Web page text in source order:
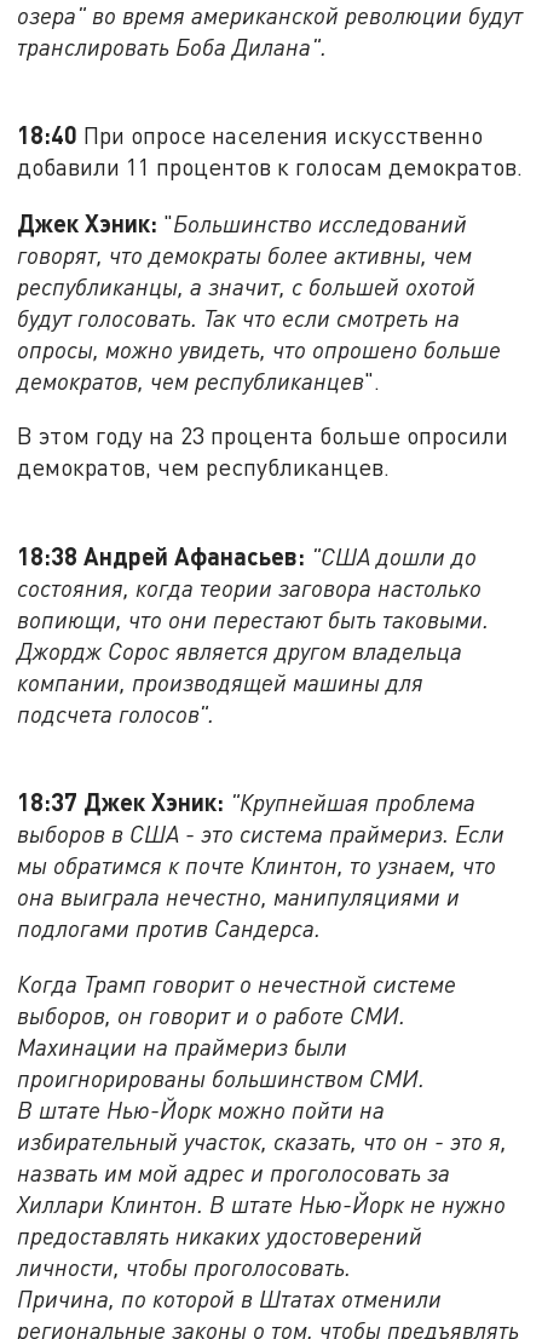
озера" во время американской революции будут
транслировать Боба Дилана".
18:40 При опросе населения искусственно
добавили 11 процентов к голосам демократов.
Джек Хэник: "Большинство исследований
говорят, что демократы более активны, чем
республиканцы, а значит, с большей охотой
будут голосовать. Так что если смотреть на
опросы, можно увидеть, что опрошено больше
демократов, чем республиканцев".
В этом году на 23 процента больше опросили
демократов, чем республиканцев.
18:38 Андрей Афанасьев: "США дошли до
состояния, когда теории заговора настолько
вопиющи, что они перестают быть таковыми.
Джордж Сорос является другом владельца
компании, производящей машины для
подсчета голосов".
18:37 Джек Хэник: "Крупнейшая проблема
выборов в США - это система праймериз. Если
мы обратимся к почте Клинтон, то узнаем, что
она выиграла нечестно, манипуляциями и
подлогами против Сандерса.
Когда Трамп говорит о нечестной системе
выборов, он говорит и о работе СМИ.
Махинации на праймериз были
проигнорированы большинством СМИ.
В штате Нью-Йорк можно пойти на
избирательный участок, сказать, что он - это я,
назвать им мой адрес и проголосовать за
Хиллари Клинтон. В штате Нью-Йорк не нужно
предоставлять никаких удостоверений
личности, чтобы проголосовать.
Причина, по которой в Штатах отменили
региональные законы о том, чтобы предъявлять